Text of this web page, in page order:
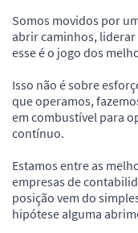
Somos movidos por
abrir caminhos,
esse é o jogo dos
Isso não é sobre
que operamos,
em combustível para
contínuo.
Estamos entre as
empresas de
posição vem do
hipótese alguma